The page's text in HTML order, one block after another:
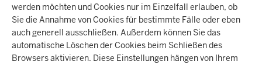
werden möchten und Cookies nur im Einzelfall erlauben, ob
Sie die Annahme von Cookies für bestimmte Fälle oder eben
auch generell ausschließen. Außerdem können Sie das
automatische Löschen der Cookies beim Schließen des
Browsers aktivieren. Diese Einstellungen hängen von Ihrem